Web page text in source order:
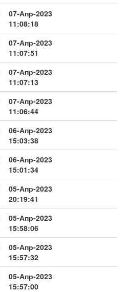
07-Апр-2023
11:08:18
07-Апр-2023
11:07:51
07-Апр-2023
11:07:13
07-Апр-2023
11:06:44
06-Апр-2023
15:03:38
06-Апр-2023
15:01:34
05-Апр-2023
20:19:41
05-Апр-2023
15:58:06
05-Апр-2023
15:57:32
05-Апр-2023
15:57:00